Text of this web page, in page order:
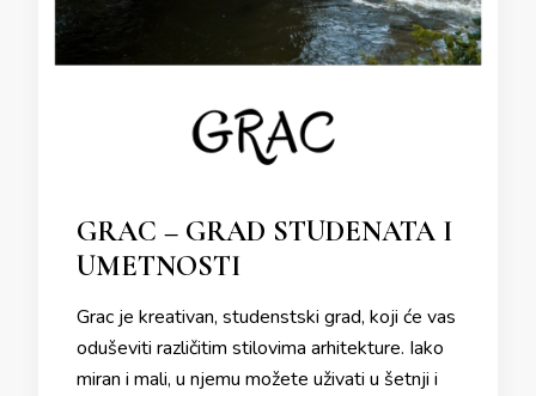
GRAC – GRAD STUDENATA I
UMETNOSTI
Grac je kreativan, studenstski grad, koji će vas
oduševiti različitim stilovima arhitekture. Iako
miran i mali, u njemu možete uživati u šetnji i